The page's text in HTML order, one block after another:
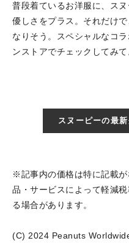
普段着ているお洋服に、ス
優しさをプラス。それだけ
なりそう。スペシャルなコ
ンストアでチェックしてみて
スヌーピーの最
※記事内の価格は特に記載
品・サービスによって軽減
る場合があります。
(C) 2024 Peanuts